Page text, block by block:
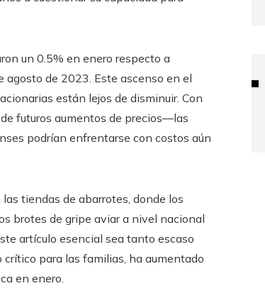
un 0.5% en enero respecto a
de 2023. Este ascenso en el
están lejos de disminuir. Con
futuros aumentos de precios—las
podrían enfrentarse con costos aún
tiendas de abarrotes, donde los
brotes de gripe aviar a nivel nacional
artículo esencial sea tanto escaso
para las familias, ha aumentado
en enero.